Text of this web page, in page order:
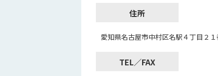
住所
愛知県名古屋市中村区名駅４丁目２
TEL／FAX